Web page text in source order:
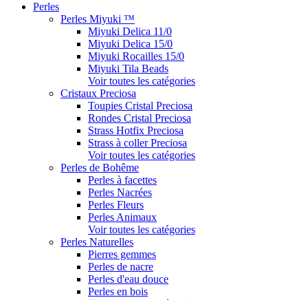
Perles
Perles Miyuki ™
Miyuki Delica 11/0
Miyuki Delica 15/0
Miyuki Rocailles 15/0
Miyuki Tila Beads
Voir toutes les catégories
Cristaux Preciosa
Toupies Cristal Preciosa
Rondes Cristal Preciosa
Strass Hotfix Preciosa
Strass à coller Preciosa
Voir toutes les catégories
Perles de Bohême
Perles à facettes
Perles Nacrées
Perles Fleurs
Perles Animaux
Voir toutes les catégories
Perles Naturelles
Pierres gemmes
Perles de nacre
Perles d'eau douce
Perles en bois